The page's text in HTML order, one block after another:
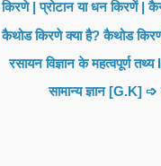
| प्रोटान या धन किरणें
कैथोड किरणे क्या है? कैथोड
रसायन विज्ञान के महत्वपूर्ण
सामान्य ज्ञान [G.K]